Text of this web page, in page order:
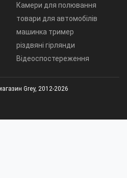
Камери для полювання
товари для автомобілів
машинка тример
різдвяні гірлянди
Відеоспостереження
Grey, 2012-2026